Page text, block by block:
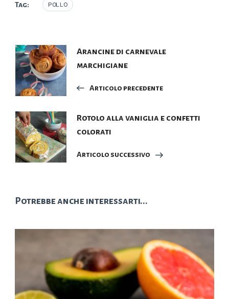
Tag: POLLO
Navigazione
articoli
Arancine di carnevale
marchigiane
Articolo precedente
Rotolo alla vaniglia e confetti
colorati
Articolo successivo
Potrebbe anche interessarti...